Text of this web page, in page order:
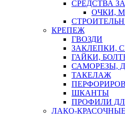
СРЕДСТВА
ОЧКИ,
КРЕПЕЖ
ГВОЗДИ
ЗАКЛЕПКИ,
ГАЙКИ,
САМОРЕЗЫ,
ТАКЕЛАЖ
ШКАНТЫ
ПРОФИЛИ
ЛАКО-